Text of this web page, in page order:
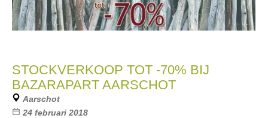
STOCKVERKOOP TOT -70% BIJ
BAZARAPART AARSCHOT
Aarschot
24 februari 2018